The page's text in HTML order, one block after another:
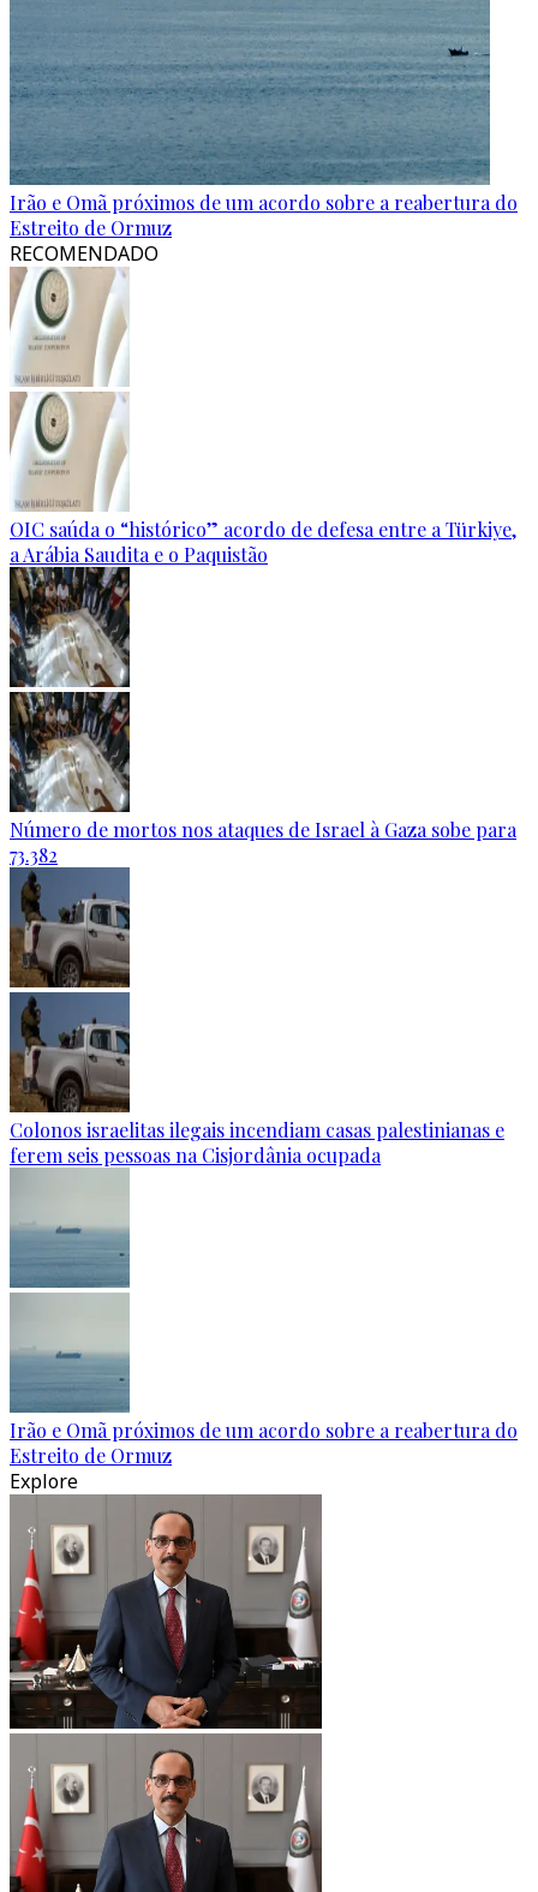
Irão e Omã próximos de um acordo sobre a reabertura do
Estreito de Ormuz
RECOMENDADO
OIC saúda o “histórico” acordo de defesa entre a Türkiye,
a Arábia Saudita e o Paquistão
Número de mortos nos ataques de Israel à Gaza sobe para
73.382
Colonos israelitas ilegais incendiam casas palestinianas e
ferem seis pessoas na Cisjordânia ocupada
Irão e Omã próximos de um acordo sobre a reabertura do
Estreito de Ormuz
Explore